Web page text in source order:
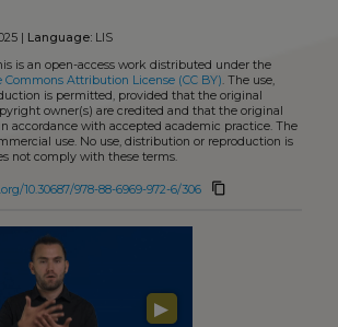
| Language:LIS
is an open-access work distributed under the
Commons Attribution License (CC BY). The use,
is permitted, provided that the original
owner(s) are credited and that the original
accordance with accepted academic practice. The
use. No use, distribution or reproduction is
not comply with these terms.
10.30687/978-88-6969-972-6/306 content_copy
▶